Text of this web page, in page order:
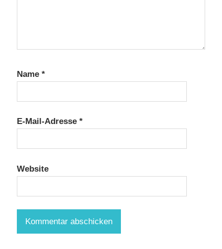
Name *
E-Mail-Adresse *
Website